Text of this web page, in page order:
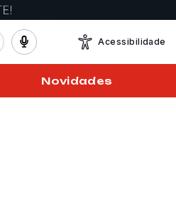
Acessibilidade
Novidades